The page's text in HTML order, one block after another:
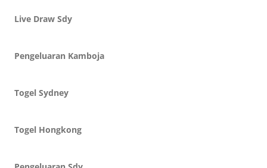
Live Draw Sdy
Pengeluaran Kamboja
Togel Sydney
Togel Hongkong